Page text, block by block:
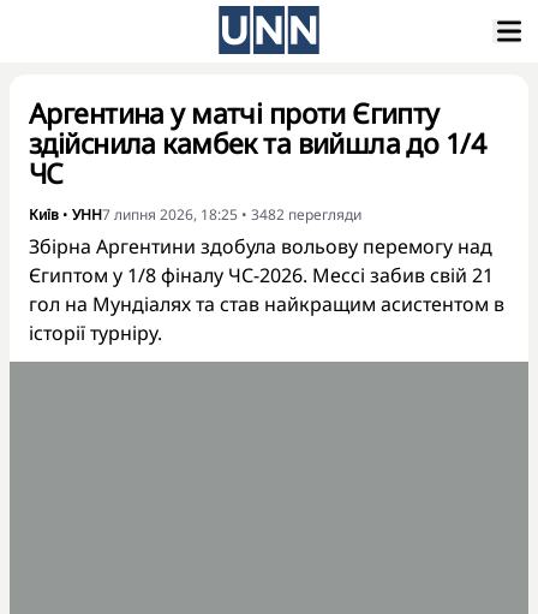
Аргентина у матчі проти Єгипту
здійснила камбек та вийшла до 1/4
ЧС
Київ • УНН7 липня 2026, 18:25 • 3482 перегляди
Збірна Аргентини здобула вольову перемогу над
Єгиптом у 1/8 фіналу ЧС-2026. Мессі забив свій 21
гол на Мундіалях та став найкращим асистентом в
історії турніру.